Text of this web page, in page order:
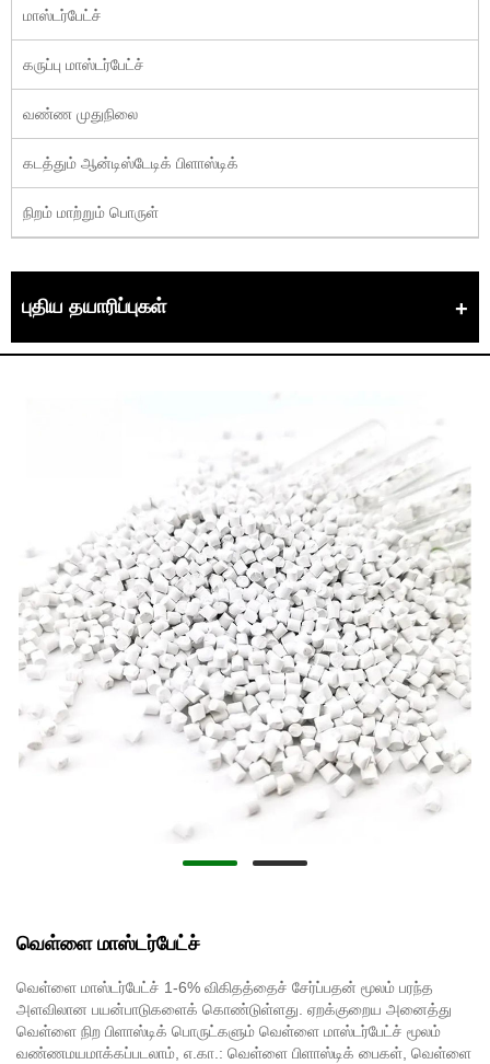
மாஸ்டர்பேட்ச்
கருப்பு மாஸ்டர்பேட்ச்
வண்ண முதுநிலை
கடத்தும் ஆன்டிஸ்டேடிக் பிளாஸ்டிக்
நிறம் மாற்றும் பொருள்
புதிய தயாரிப்புகள்
வெள்ளை மாஸ்டர்பேட்ச்
வெள்ளை மாஸ்டர்பேட்ச் 1-6% விகிதத்தைச் சேர்ப்பதன் மூலம் பரந்த
அளவிலான பயன்பாடுகளைக் கொண்டுள்ளது. ஏறக்குறைய அனைத்து
வெள்ளை நிற பிளாஸ்டிக் பொருட்களும் வெள்ளை மாஸ்டர்பேட்ச் மூலம்
வண்ணமயமாக்கப்படலாம், எ.கா.: வெள்ளை பிளாஸ்டிக் பைகள், வெள்ளை